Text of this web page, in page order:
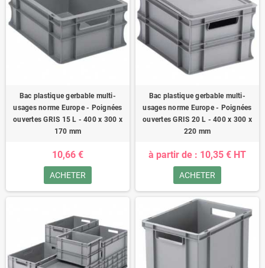
Bac plastique gerbable multi-
usages norme Europe - Poignées
ouvertes GRIS 15 L - 400 x 300 x
170 mm
10,66 €
ACHETER
Bac plastique gerbable multi-
usages norme Europe - Poignées
ouvertes GRIS 20 L - 400 x 300 x
220 mm
à partir de : 10,35 € HT
ACHETER